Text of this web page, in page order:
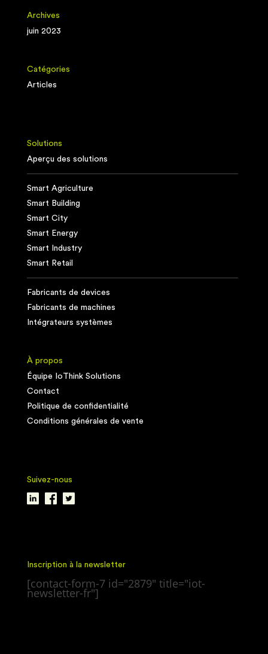
Archives
juin 2023
Catégories
Articles
Solutions
Aperçu des solutions
Smart Agriculture
Smart Building
Smart City
Smart Energy
Smart Industry
Smart Retail
Fabricants de devices
Fabricants de machines
Intégrateurs systèmes
À propos
Équipe IoThink Solutions
Contact
Politique de confidentialité
Conditions générales de vente
Suivez-nous
Inscription à la newsletter
[contact-form-7 id="2879" title="iot-
newsletter-fr"]